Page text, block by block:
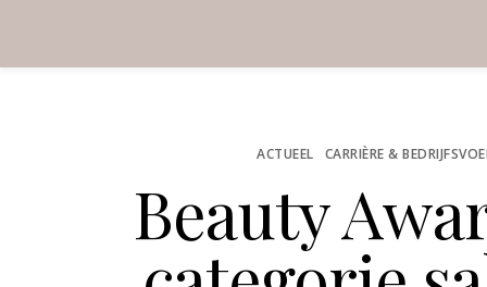
ACTUEEL CARRIÈRE &
Beauty